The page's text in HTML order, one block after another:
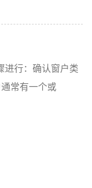
进行：确认窗户类
常有一个或